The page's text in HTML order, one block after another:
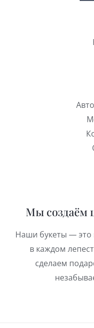
Мы создаём
Наши букеты — это
в каждом
сделаем